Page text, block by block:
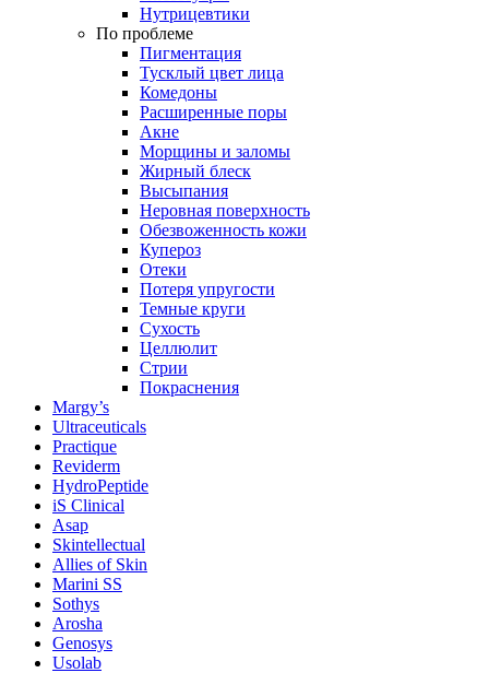
Нутрицевтики
По проблеме
Пигментация
Тусклый цвет лица
Комедоны
Расширенные поры
Акне
Морщины и заломы
Жирный блеск
Высыпания
Неровная поверхность
Обезвоженность кожи
Купероз
Отеки
Потеря упругости
Темные круги
Сухость
Целлюлит
Стрии
Покраснения
Margy’s
Ultraceuticals
Practique
Reviderm
HydroPeptide
iS Clinical
Asap
Skintellectual
Allies of Skin
Marini SS
Sothys
Arosha
Genosys
Usolab